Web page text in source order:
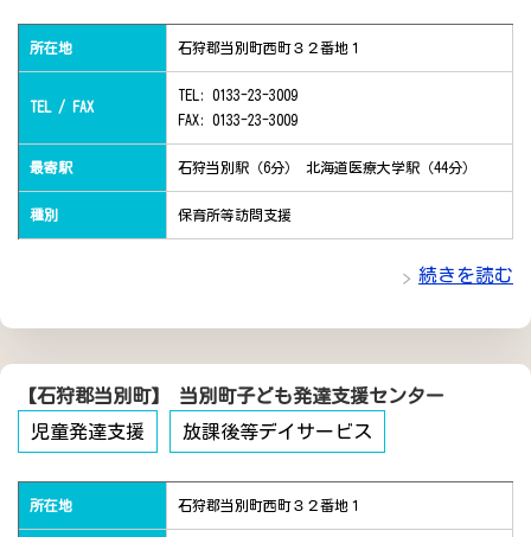
所在地 石狩郡当別町西町３２番地１
TEL / FAX
TEL: 0133-23-3009
FAX: 0133-23-3009
最寄駅 石狩当別駅（6分） 北海道医療大学駅（44分）
種別 保育所等訪問支援
続きを読む
【石狩郡当別町】 当別町子ども発達支援センター
児童発達支援
放課後等デイサービス
所在地 石狩郡当別町西町３２番地１